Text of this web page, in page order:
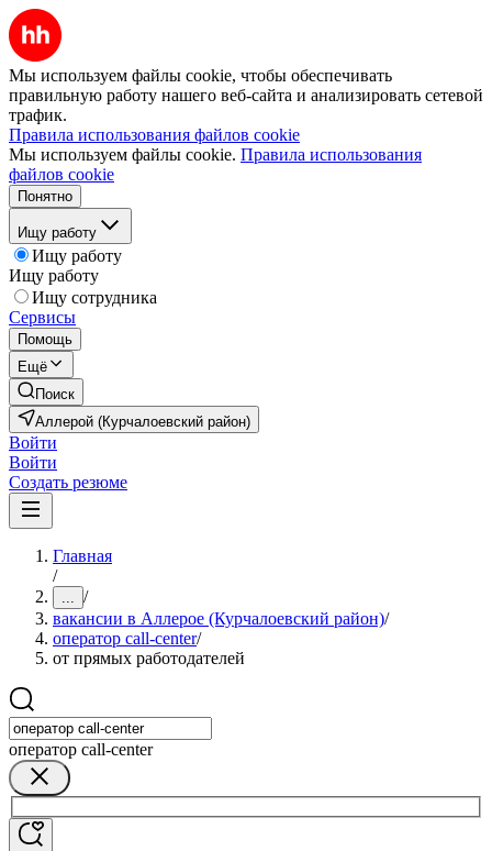
Мы используем файлы cookie, чтобы обеспечивать
правильную работу нашего веб-сайта и анализировать сетевой
трафик.
Правила использования файлов cookie
Мы используем файлы cookie. Правила использования
файлов cookie
Понятно
Ищу работу
Ищу работу
Ищу работу
Ищу сотрудника
Сервисы
Помощь
Ещё
Поиск
Аллерой (Курчалоевский район)
Войти
Войти
Создать резюме
Главная
/
... /
вакансии в Аллерое (Курчалоевский район)/
оператор call-center/
от прямых работодателей
оператор call-center